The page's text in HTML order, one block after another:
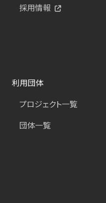
採用情報
利用団体
プロジェクト一覧
団体一覧